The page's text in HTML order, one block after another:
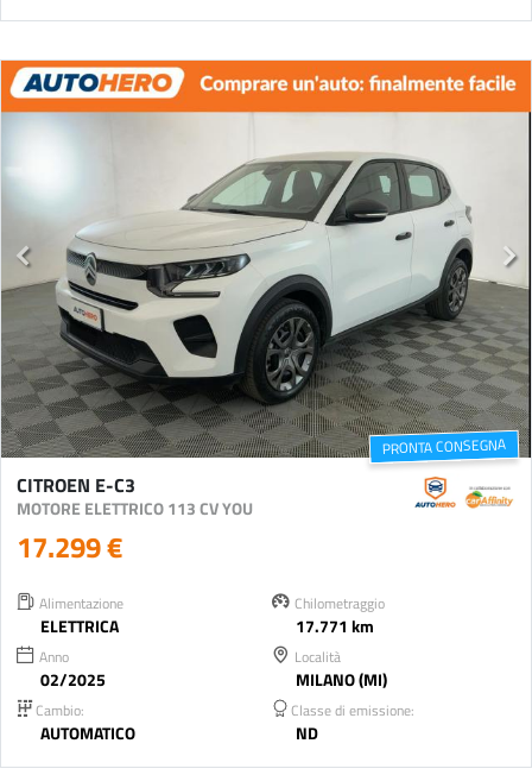
PRONTA CONSEGNA
CITROEN E-C3
MOTORE ELETTRICO 113 CV YOU
17.299 €
Alimentazione
ELETTRICA
Chilometraggio
17.771 km
Anno
02/2025
Località
MILANO (MI)
Cambio:
AUTOMATICO
Classe di emissione:
ND